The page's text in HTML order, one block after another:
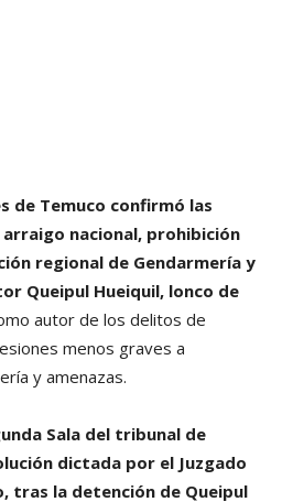
de Temuco confirmó las
nacional, prohibición
regional de Gendarmería y
Queipul Hueiquil, lonco de
autor de los delitos de
menos graves a
y amenazas.
Sala del tribunal de
dictada por el Juzgado
tras la detención de Queipul